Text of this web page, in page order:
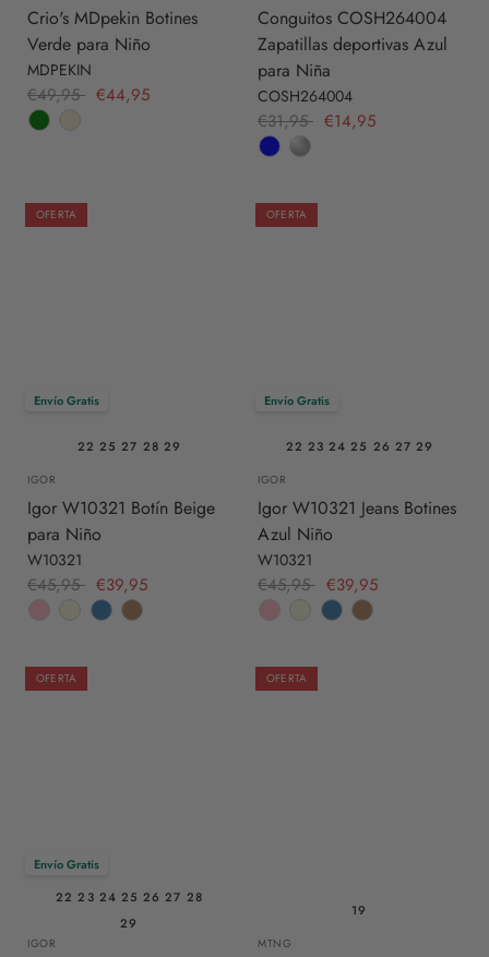
Crio's MDpekin Botines
Verde para Niño
MDPEKIN
€49,95 €44,95
Conguitos COSH264004
Zapatillas deportivas Azul
para Niña
COSH264004
€31,95 €14,95
OFERTA
Envío Gratis
22 25 27 28 29
IGOR
Igor W10321 Botín Beige
para Niño
W10321
€45,95 €39,95
OFERTA
Envío Gratis
22 23 24 25 26 27 29
IGOR
Igor W10321 Jeans Botines
Azul Niño
W10321
€45,95 €39,95
OFERTA
Envío Gratis
22 23 24 25 26 27 28
29
IGOR
OFERTA
19
MTNG